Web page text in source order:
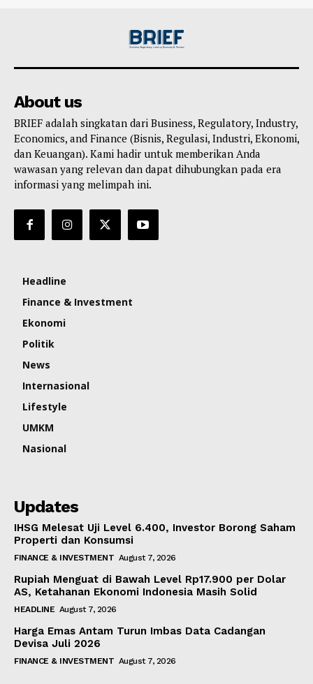
About us
BRIEF adalah singkatan dari Business, Regulatory, Industry,
Economics, and Finance (Bisnis, Regulasi, Industri, Ekonomi,
dan Keuangan). Kami hadir untuk memberikan Anda
wawasan yang relevan dan dapat dihubungkan pada era
informasi yang melimpah ini.
Headline
Finance & Investment
Ekonomi
Politik
News
Internasional
Lifestyle
UMKM
Nasional
Updates
IHSG Melesat Uji Level 6.400, Investor Borong Saham
Properti dan Konsumsi
FINANCE & INVESTMENT August 7, 2026
Rupiah Menguat di Bawah Level Rp17.900 per Dolar
AS, Ketahanan Ekonomi Indonesia Masih Solid
HEADLINE August 7, 2026
Harga Emas Antam Turun Imbas Data Cadangan
Devisa Juli 2026
FINANCE & INVESTMENT August 7, 2026